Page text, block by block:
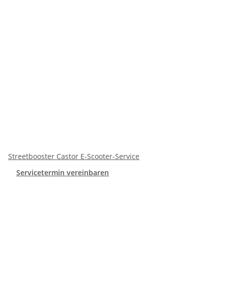
Streetbooster Castor E-Scooter-Service
Servicetermin vereinbaren